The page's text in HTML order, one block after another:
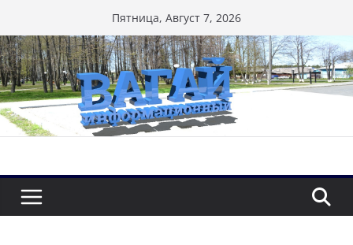
к
содержимому
Пятница, Август 7, 2026